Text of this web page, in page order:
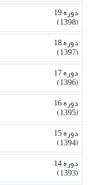
دوره 19
(1398)
دوره 18
(1397)
دوره 17
(1396)
دوره 16
(1395)
دوره 15
(1394)
دوره 14
(1393)